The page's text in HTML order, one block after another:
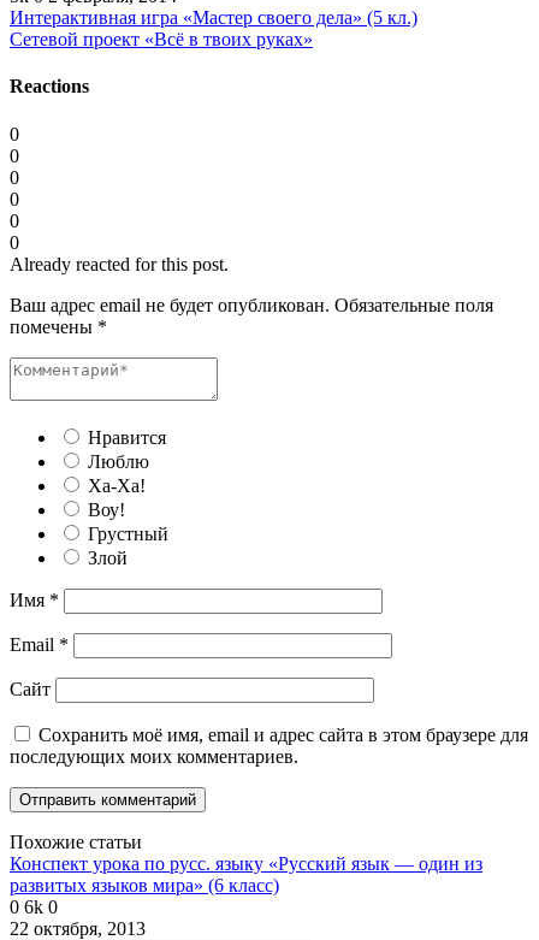
Интерактивная игра «Мастер своего дела» (5 кл.)
Сетевой проект «Всё в твоих руках»
Reactions
0
0
0
0
0
0
Already reacted for this post.
Ваш адрес email не будет опубликован. Обязательные поля
помечены *
Нравится
Люблю
Ха-Ха!
Воу!
Грустный
Злой
Имя *
Email *
Сайт
Сохранить моё имя, email и адрес сайта в этом браузере для
последующих моих комментариев.
Похожие статьи
Конспект урока по русс. языку «Русский язык — один из
развитых языков мира» (6 класс)
0 6k 0
22 октября, 2013